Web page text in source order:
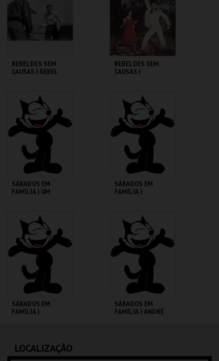
MAIS INFO
COMPRAR
MAIS INFO
COMPRAR
REBELDES SEM
CAUSAS | REBEL
CINEMATECA
MAIS INFO
COMPRAR
REBELDES SEM
CAUSAS |
CINEMATECA
MAIS INFO
COMPRAR
SÁBADOS EM
FAMÍLIA | UM
CINEMATECA
MAIS INFO
COMPRAR
SÁBADOS EM
FAMÍLIA |
CINEMATECA
MAIS INFO
COMPRAR
SÁBADOS EM
FAMÍLIA |
SÁBADOS EM
FAMÍLIA | ANDRÉ
LOCALIZAÇÃO